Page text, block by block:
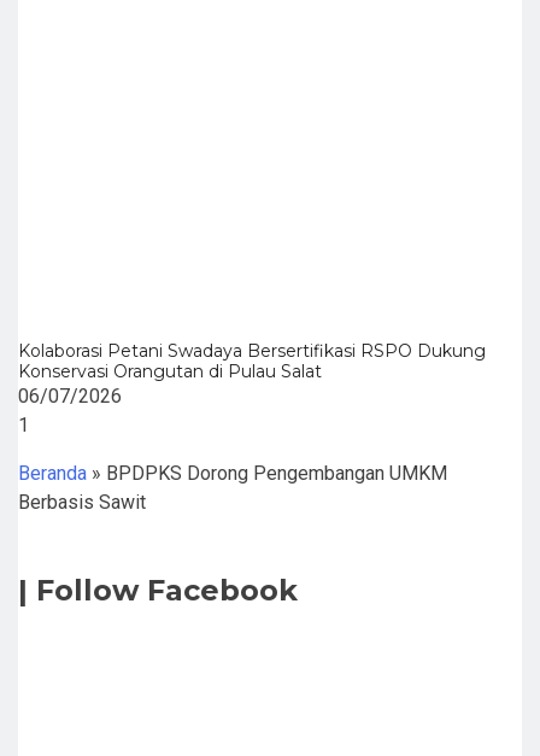
Kolaborasi Petani Swadaya Bersertifikasi RSPO Dukung
Konservasi Orangutan di Pulau Salat
06/07/2026
Beranda » BPDPKS Dorong Pengembangan UMKM
Berbasis Sawit
| Follow Facebook